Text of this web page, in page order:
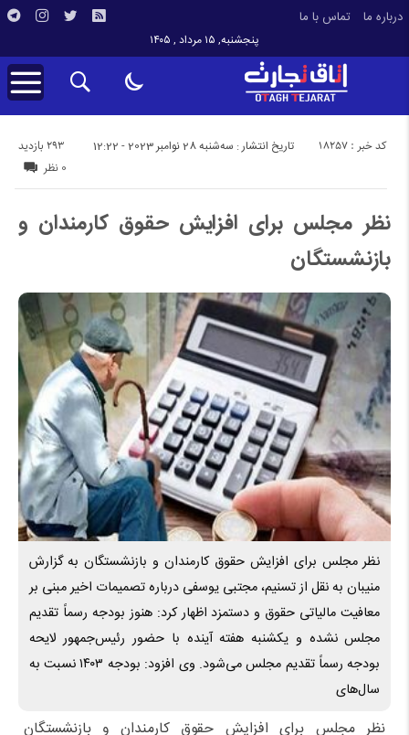
درباره ما تماس با ما
پنجشنبه, ۱۵ مرداد , ۱۴۰۵
تاریخ انتشار : سه‌شنبه 28 نوامبر 2023 - 12:22 293 بازدید کد خبر : 18257
0 نظر
نظر مجلس برای افزایش حقوق کارمندان و
بازنشستگان
نظر مجلس برای افزایش حقوق کارمندان و بازنشستگان به گزارش
منیبان به نقل از تسنیم، مجتبی یوسفی درباره تصمیمات اخیر مبنی بر
معافیت مالیاتی حقوق و دستمزد اظهار کرد: هنوز بودجه رسماً تقدیم
مجلس نشده و یکشنبه هفته آینده با حضور رئیس‌جمهور لایحه
بودجه رسماً تقدیم مجلس می‌شود. وی افزود: بودجه ۱۴۰۳ نسبت به
سال‌های
نظر مجلس برای افزایش حقوق کارمندان و بازنشستگان